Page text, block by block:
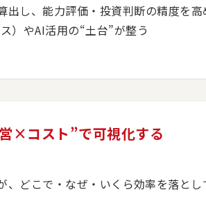
出し、能力評価・投資判断の精度を高
）やAI活用の“土台”が整う
×コスト”で可視化する
どこで・なぜ・いくら効率を落とし